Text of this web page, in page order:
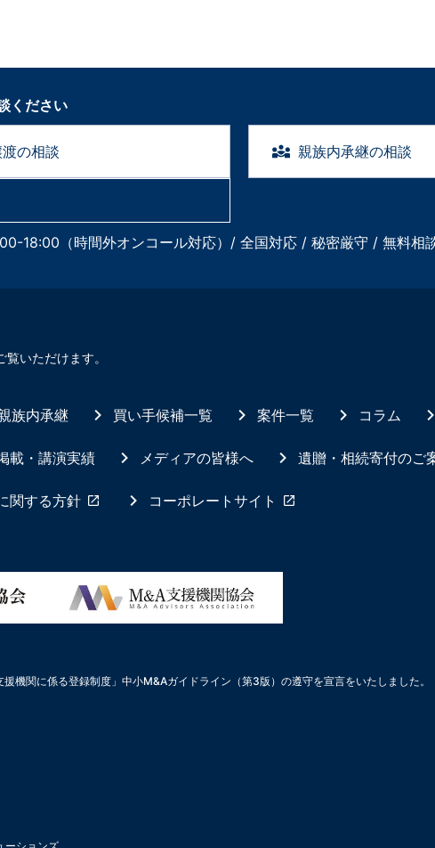
ください
の相談 親族内承継の相談
18:00（時間外オンコール対応）/ 全国対応 / 秘密厳守 / 無料相
いただけます。
族内承継 買い手候補一覧 案件一覧 コラム
載・講演実績 メディアの皆様へ 遺贈・相続寄付のご
関する方針 コーポレートサイト
機関に係る登録制度」中小M&Aガイドライン（第3版）の遵守を宣言をいたしました。